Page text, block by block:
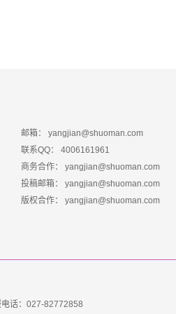
邮箱： yangjian@shuoman.com
联系QQ： 4006161961
商务合作： yangjian@shuoman.com
投稿邮箱： yangjian@shuoman.com
版权合作： yangjian@shuoman.com
电话：027-82772858